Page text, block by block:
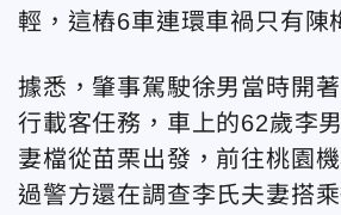
輕，這樁6車連環車禍只有陳
據悉，肇事駕駛徐男當時開
行載客任務，車上的62歲李
妻檔從苗栗出發，前往桃園
過警方還在調查李氏夫妻搭